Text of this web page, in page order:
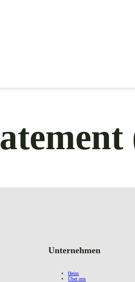
Unternehmen
Heim
Über uns